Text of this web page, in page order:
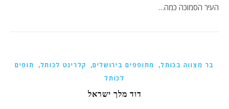
העיר הסמוכה כמה…
בר מצווה בכותל, מתופפים בירושלים, קלרינט לכותל,
תופים
לכותל
דוד מלך ישראל